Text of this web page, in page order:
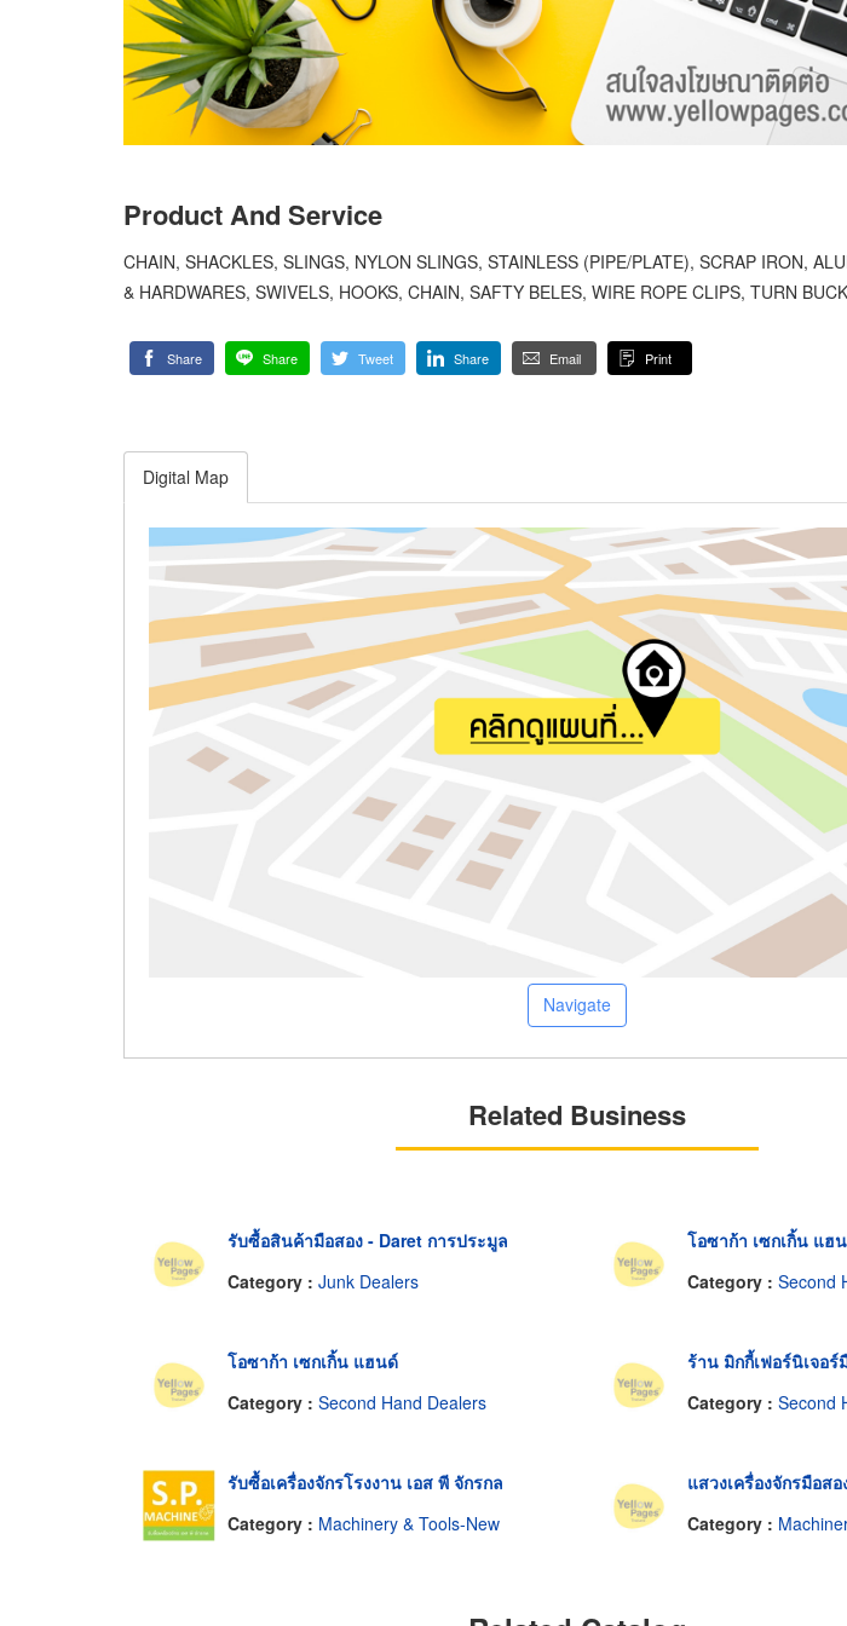
Product And Service
CHAIN, SHACKLES, SLINGS, NYLON SLINGS, STAINLESS (PIPE/PLATE), SCRAP IRON,
& HARDWARES, SWIVELS, HOOKS, CHAIN, SAFTY BELES, WIRE ROPE CLIPS, TURN
Share Share Tweet Share Email Print
Digital Map
Navigate
Related Business
รับซื้อสินค้ามือสอง - Daret การประมูล
Category : Junk Dealers
โอซาก้า เซกเกิ้น แฮ
Category : Second
โอซาก้า เซกเกิ้น แฮนด์
Category : Second Hand Dealers
ร้าน มิกกี้เฟอร์นิเจอร์
Category : Second
รับซื้อเครื่องจักรโรงงาน เอส พี จักรกล
Category : Machinery & Tools-New
แสวงเครื่องจักรมือสอ
Category :